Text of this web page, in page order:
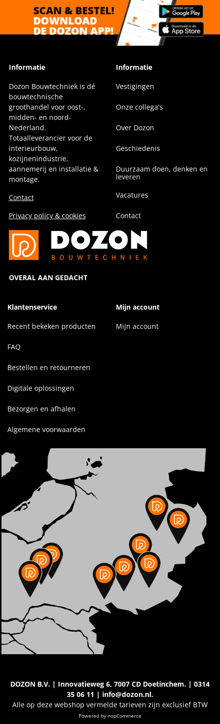
Informatie
Dozon Bouwtechniek is dé
bouwtechnische
groothandel voor oost-,
midden- en noord-
Nederland.
Totaalleverancier voor de
interieurbouw,
kozijnenindustrie,
aannemerij en installatie &
montage.
Contact
Privacy policy & cookies
OVERAL AAN GEDACHT
Informatie
Vestigingen
Onze collega's
Over Dozon
Geschiedenis
Duurzaam doen, denken en
leveren
Vacatures
Contact
Klantenservice
Recent bekeken producten
FAQ
Bestellen en retourneren
Digitale oplossingen
Bezorgen en afhalen
Algemene voorwaarden
Mijn account
Mijn account
DOZON B.V. | Innovatieweg 6, 7007 CD Doetinchem. | 0314
35 06 11 | info@dozon.nl.
Alle op deze webshop vermelde tarieven zijn exclusief BTW
Powered by nopCommerce